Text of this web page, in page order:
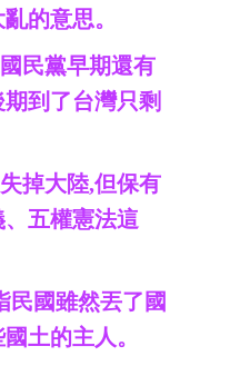
的意思。
民黨早期還有
到了台灣只剩
掉大陸,但保有
五權憲法這
民國雖然丟了國
土的主人。